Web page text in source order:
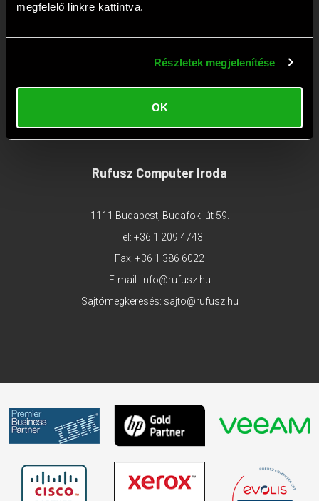
megfelelő linkre kattintva.
Részletek megjelenítése
OK
Fax: +36 1 386 6022
E-mail:szerviz@rufusz.hu
Nyitva: Hétfő-Kedd 10-16; Szerda 10-18;
Csütörtök-Péntek 10-16 óráig
Rufusz Computer Iroda
1111 Budapest, Budafoki út 59.
Tel: +36 1 209 4743
Fax: +36 1 386 6022
E-mail: info@rufusz.hu
Sajtómegkeresés: sajto@rufusz.hu